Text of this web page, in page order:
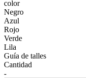
color
Negro
Azul
Rojo
Verde
Lila
Guía de talles
Cantidad
-